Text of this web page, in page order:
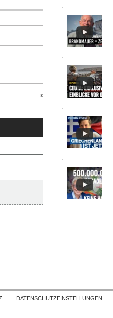
DATENSCHUTZEINSTELLUNGEN